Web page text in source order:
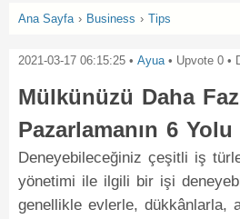
Ana Sayfa › Business › Tips
2021-03-17 06:15:25 • Ayua• Upvote 0 •
Mülkünüzü Daha
Pazarlamanın 6 Yolu
Deneyebileceğiniz çeşitli iş
yönetimi ile ilgili bir işi
genellikle evlerle, dükkânlarla,